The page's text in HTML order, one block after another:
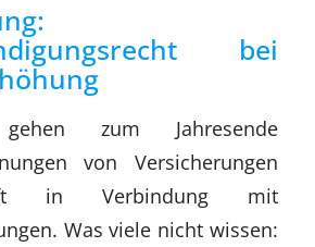
bei
gehen zum Jahresende
von Versicherungen
Verbindung mit
Was viele nicht wissen: